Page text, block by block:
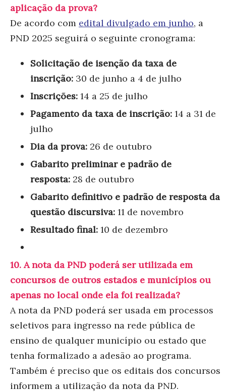
aplicação da prova?
De acordo com edital divulgado em junho, a
PND 2025 seguirá o seguinte cronograma:
Solicitação de isenção da taxa de
inscrição: 30 de junho a 4 de julho
Inscrições: 14 a 25 de julho
Pagamento da taxa de inscrição: 14 a 31 de
julho
Dia da prova: 26 de outubro
Gabarito preliminar e padrão de
resposta: 28 de outubro
Gabarito definitivo e padrão de resposta da
questão discursiva: 11 de novembro
Resultado final: 10 de dezembro
10. A nota da PND poderá ser utilizada em
concursos de outros estados e municípios ou
apenas no local onde ela foi realizada?
A nota da PND poderá ser usada em processos
seletivos para ingresso na rede pública de
ensino de qualquer município ou estado que
tenha formalizado a adesão ao programa.
Também é preciso que os editais dos concursos
informem a utilização da nota da PND.